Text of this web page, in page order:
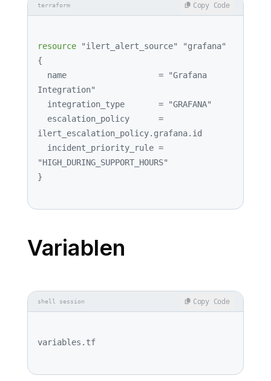
terraform
resource "ilert_alert_source"
"grafana"
{
  name                   =
"Grafana
Integration"
  integration_type       =
"GRAFANA"
ilert_escalation_policy.grafana.id
"HIGH_DURING_SUPPORT_HOURS"
Copy Code
Variablen
shell session Copy Code